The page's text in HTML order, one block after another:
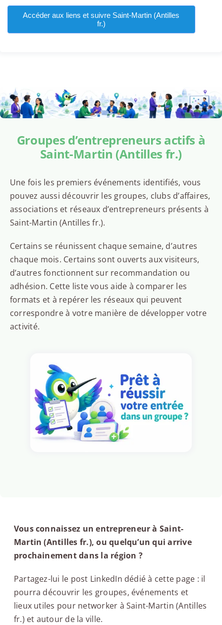
Accéder aux liens et suivre Saint-Martin (Antilles
fr.)
Groupes d’entrepreneurs actifs à
Saint-Martin (Antilles fr.)
Une fois les premiers événements identifiés, vous
pouvez aussi découvrir les groupes, clubs d’affaires,
associations et réseaux d’entrepreneurs présents à
Saint-Martin (Antilles fr.).
Certains se réunissent chaque semaine, d’autres
chaque mois. Certains sont ouverts aux visiteurs,
d’autres fonctionnent sur recommandation ou
adhésion. Cette liste vous aide à comparer les
formats et à repérer les réseaux qui peuvent
correspondre à votre manière de développer votre
activité.
Vous connaissez un entrepreneur à Saint-
Martin (Antilles fr.), ou quelqu’un qui arrive
prochainement dans la région ?
Partagez-lui le post LinkedIn dédié à cette page : il
pourra découvrir les groupes, événements et
lieux utiles pour networker à Saint-Martin (Antilles
fr.) et autour de la ville.